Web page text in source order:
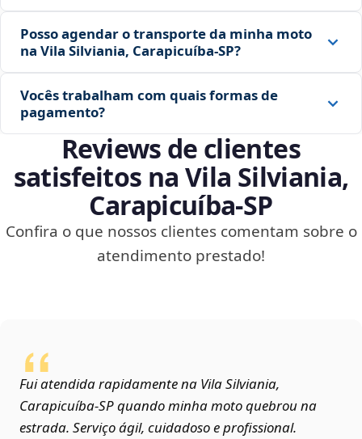
Posso agendar o transporte da minha moto
na Vila Silviania, Carapicuíba‑SP?
Vocês trabalham com quais formas de
pagamento?
Reviews de clientes
satisfeitos na Vila Silviania,
Carapicuíba‑SP
Confira o que nossos clientes comentam sobre o
atendimento prestado!
Fui atendida rapidamente na Vila Silviania,
Carapicuíba‑SP quando minha moto quebrou na
estrada. Serviço ágil, cuidadoso e profissional.